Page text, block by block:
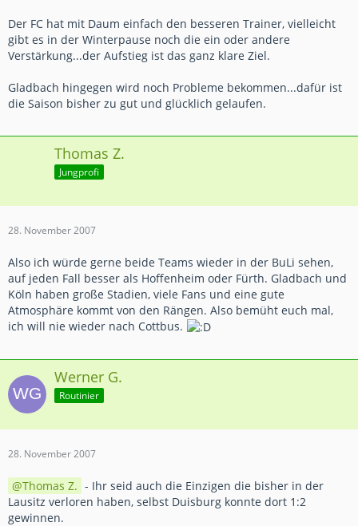
Der FC hat mit Daum einfach den besseren Trainer, vielleicht
gibt es in der Winterpause noch die ein oder andere
Verstärkung...der Aufstieg ist das ganz klare Ziel.
Gladbach hingegen wird noch Probleme bekommen...dafür ist
die Saison bisher zu gut und glücklich gelaufen.
Thomas Z.
Jungprofi
28. November 2007
Also ich würde gerne beide Teams wieder in der BuLi sehen,
auf jeden Fall besser als Hoffenheim oder Fürth. Gladbach und
Köln haben große Stadien, viele Fans und eine gute
Atmosphäre kommt von den Rängen. Also bemüht euch mal,
ich will nie wieder nach Cottbus.
Werner G.
Routinier
28. November 2007
Thomas Z. - Ihr seid auch die Einzigen die bisher in der
Lausitz verloren haben, selbst Duisburg konnte dort 1:2
gewinnen.